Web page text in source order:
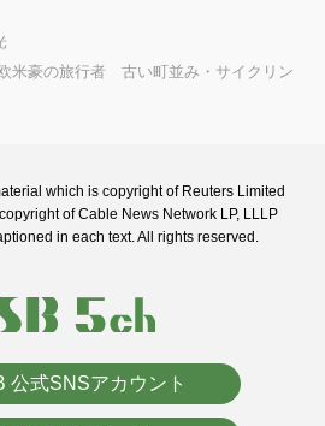
米豪の旅行者 古い町並み・サイクリン
which is copyright of Reuters Limited
of Cable News Network LP, LLLP
in each text. All rights reserved.
公式SNSアカウント